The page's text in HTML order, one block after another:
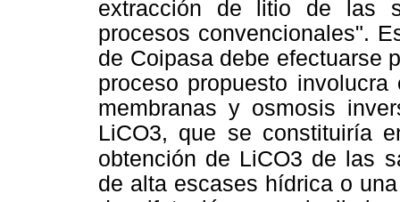
extracción de litio de las
procesos convencionales".
de Coipasa debe efectuarse
proceso propuesto
membranas y osmosis
LiCO3, que se constituiría
obtención de LiCO3 de las
de alta escases hídrica o